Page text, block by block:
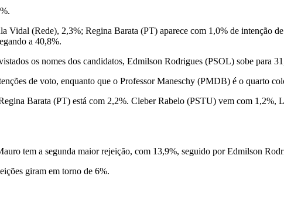
(Rede), 2,3%; Regina Barata (PT) aparece com 1,0% de intenção
a 40,8%.
os nomes dos candidatos, Edmilson Rodrigues (PSOL) sobe para
de voto, enquanto que o Professor Maneschy (PMDB) é o quarto
Barata (PT) está com 2,2%. Cleber Rabelo (PSTU) vem com
tem a segunda maior rejeição, com 13,9%, seguido por Edmilson
giram em torno de 6%.